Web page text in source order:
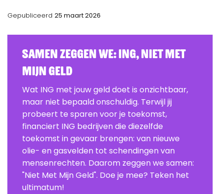
Gepubliceerd 25 maart 2026
Samen zeggen we: ING, Niet Met
Mijn Geld
Wat ING met jouw geld doet is onzichtbaar,
maar niet bepaald onschuldig. Terwijl jij
probeert te sparen voor je toekomst,
financiert ING bedrijven die diezelfde
toekomst in gevaar brengen: van nieuwe
olie- en gasvelden tot schendingen van
mensenrechten. Daarom zeggen we samen:
"Niet Met Mijn Geld". Doe je mee? Teken het
ultimatum!